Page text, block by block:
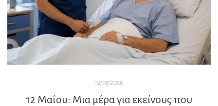
12/05/2026
12 Μαΐου: Μια μέρα για εκείνους που